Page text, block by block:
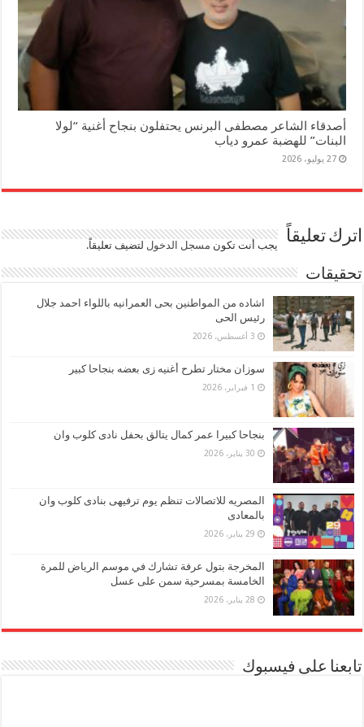
أصدقاء الشاعر مصطفى البرنس يحتفلون بنجاح أغنية “لولا
البنات” للهضبة عمرو دياب
27 يوليو، 2026
اترك تعليقاً يجب أنت تكون مسجل الدخول لتضيف تعليقاً.
تحقيقات
اشاده من المواطنين بحى العمرانيه باللواء احمد جلال
رئيس الحى
3 أغسطس، 2026
سوزان مختار تطرح أغنيه زى بعضه بنجاحا كبير
1 فبراير، 2026
بنجاحا كبيرا عمر كمال يتالق بحفل نادى كلوب وان
30 يناير، 2026
المصريه للاتصالات تنظم يوم ترفيهى بنادى كلوب وان
بالمعادى
29 يناير، 2026
المخرجة بتول عرفة تشارك في موسم الرياض للمرة
الخامسة بمسرحية سمن على عسل
28 يناير، 2026
تابعنا على فيسبوك